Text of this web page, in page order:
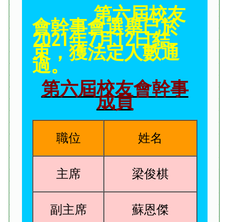
第六屆校友
會幹事會選舉已於
2021年7月12日結
束，獲法定人數通
過。
第六屆校友會幹事
成員
職位 姓名
主席 梁俊棋
副主席 蘇恩傑